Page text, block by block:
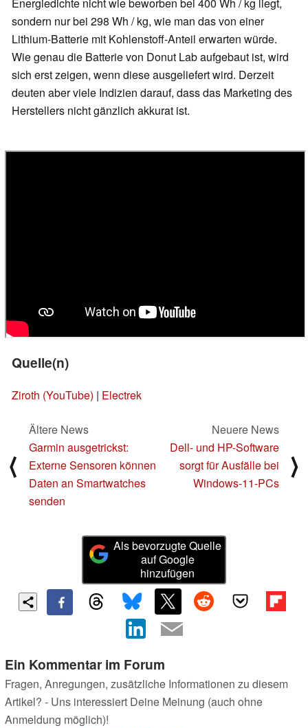
sondern nur bei 298 Wh / kg, wie man das von einer
Lithium-Batterie mit Kohlenstoff-Anteil erwarten würde.
Wie genau die Batterie von Donut Lab aufgebaut ist, wird
sich erst zeigen, wenn diese ausgeliefert wird. Derzeit
deuten aber viele Indizien darauf, dass das Marketing des
Herstellers nicht gänzlich akkurat ist.
Quelle(n)
Ziroth (YouTube) | Electrek
⟨
Ältere News
Garmin ausgetrickst:
Externe Sensoren können
Daten an Smartwatches
senden
Neuere News
Dell- und HP-Software
sorgt für Ausfälle bei
Windows-11-PCs
⟩
Als bevorzugte Quelle
auf Google
hinzufügen
Ein Kommentar im Forum
Fragen, Anregungen, zusätzliche Informationen zu diesem
Artikel? - Uns interessiert Deine Meinung (auch ohne
Anmeldung möglich)!